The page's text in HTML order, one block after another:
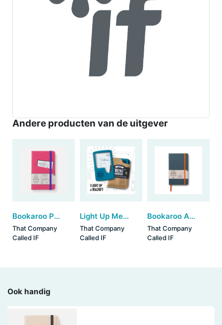
Andere producten van de uitgever
Bookaroo Pocket Notebook (A6) - HOT PINK
That Company
Called IF
Light Up Menu Magnifier - Aqua (set van 3)
That Company
Called IF
Bookaroo A5 notebook - Teal
That Company
Called IF
Ook handig